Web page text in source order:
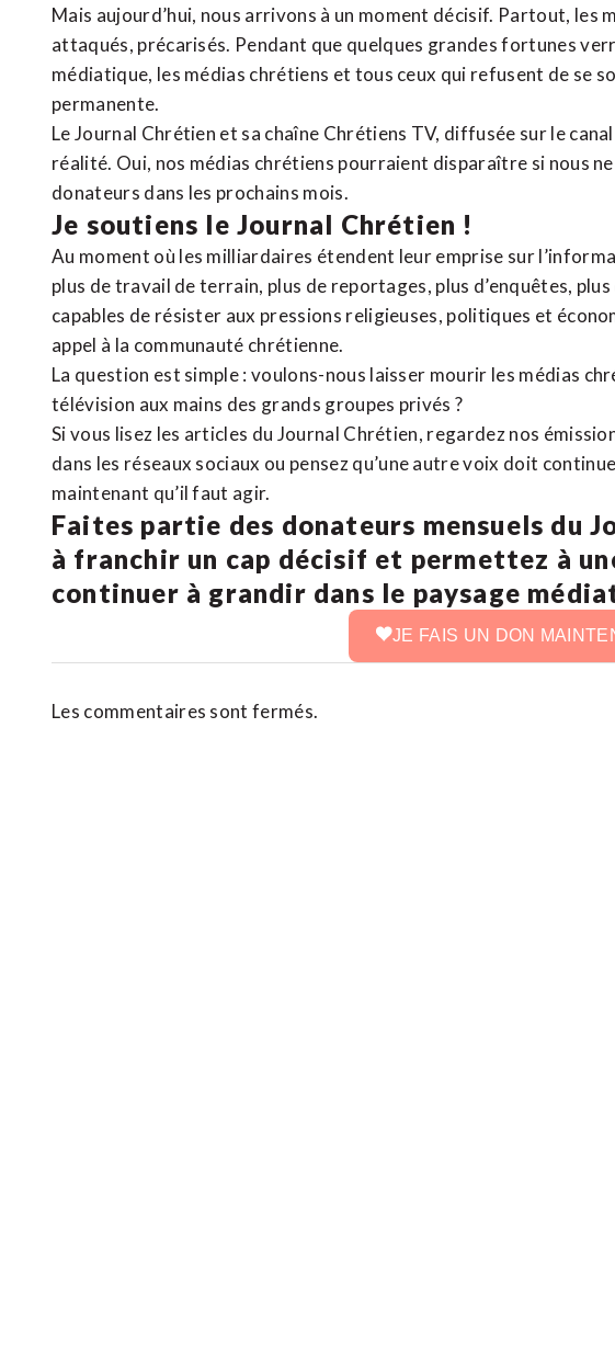
Mais aujourd’hui, nous arrivons à un moment décisif. Partout, les
attaqués, précarisés. Pendant que quelques grandes fortunes
médiatique, les médias chrétiens et tous ceux qui refusent de se
permanente.
Le Journal Chrétien et sa chaîne Chrétiens TV, diffusée sur le
réalité. Oui, nos médias chrétiens pourraient disparaître si nous
donateurs dans les prochains mois.
Je soutiens le Journal Chrétien !
Au moment où les milliardaires étendent leur emprise sur
plus de travail de terrain, plus de reportages, plus d’enquêtes,
capables de résister aux pressions religieuses, politiques et
appel à la communauté chrétienne.
La question est simple : voulons-nous laisser mourir les médias
télévision aux mains des grands groupes privés ?
Si vous lisez les articles du Journal Chrétien, regardez nos
dans les réseaux sociaux ou pensez qu’une autre voix doit
maintenant qu’il faut agir.
Faites partie des donateurs mensuels du
à franchir un cap décisif et permettez à
continuer à grandir dans le paysage
JE FAIS UN DON
Les commentaires sont fermés.